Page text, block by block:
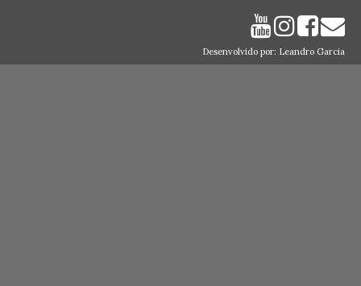
Desenvolvido por: Leandro Garcia